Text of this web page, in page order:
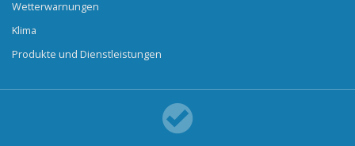
Wetterwarnungen
Klima
Produkte und Dienstleistungen